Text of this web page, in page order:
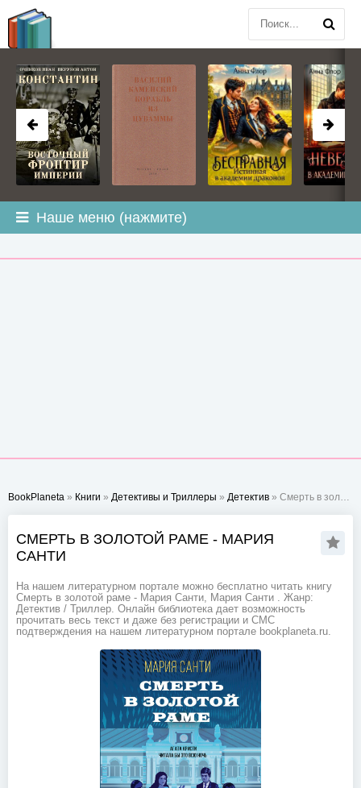
Наше меню (нажмите)
BookPlaneta » Книги » Детективы и Триллеры » Детектив » Смерть в золотой раме - Мария Санти
СМЕРТЬ В ЗОЛОТОЙ РАМЕ - МАРИЯ
САНТИ
На нашем литературном портале можно бесплатно читать книгу
Смерть в золотой раме - Мария Санти, Мария Санти . Жанр:
Детектив / Триллер. Онлайн библиотека дает возможность
прочитать весь текст и даже без регистрации и СМС
подтверждения на нашем литературном портале bookplaneta.ru.
BOOKPLANETA.COM